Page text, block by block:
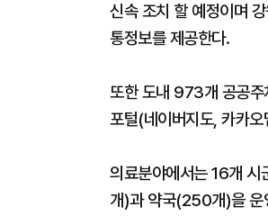
신속 조치 할 예정이며
통정보를 제공한다.
또한 도내 973개 공공주
포털(네이버지도, 카카
의료분야에서는 16개
개)과 약국(250개)을 운